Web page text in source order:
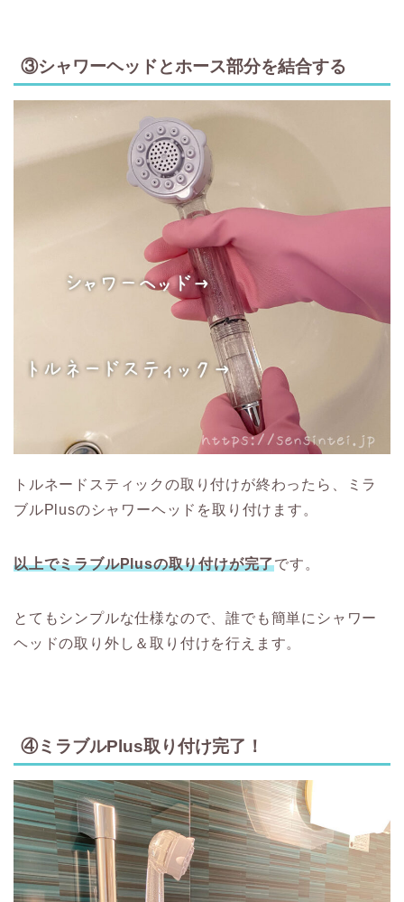
③シャワーヘッドとホース部分を結合する
トルネードスティックの取り付けが終わったら、ミラ
ブルPlusのシャワーヘッドを取り付けます。
以上でミラブルPlusの取り付けが完了です。
とてもシンプルな仕様なので、誰でも簡単にシャワー
ヘッドの取り外し＆取り付けを行えます。
④ミラブルPlus取り付け完了！